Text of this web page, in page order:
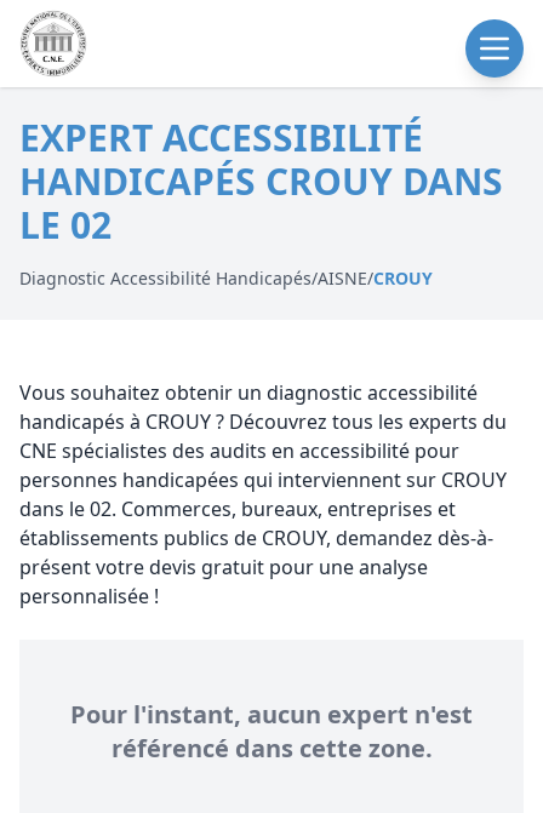
EXPERT ACCESSIBILITÉ
HANDICAPÉS CROUY DANS
LE 02
Diagnostic Accessibilité Handicapés/AISNE/CROUY
Vous souhaitez obtenir un diagnostic accessibilité
handicapés à CROUY ? Découvrez tous les experts du
CNE spécialistes des audits en accessibilité pour
personnes handicapées qui interviennent sur CROUY
dans le 02. Commerces, bureaux, entreprises et
établissements publics de CROUY, demandez dès-à-
présent votre devis gratuit pour une analyse
personnalisée !
Pour l'instant, aucun expert n'est
référencé dans cette zone.